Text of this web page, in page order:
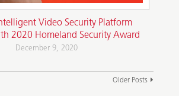
Video Security Platform
2020 Homeland Security Award
December 9, 2020
Older Posts